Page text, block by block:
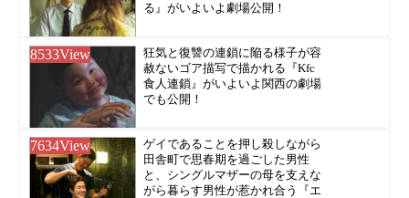
る』がいよいよ劇場公開！
8533View
狂気と復讐の連鎖に陥る様子が容
赦ないゴア描写で描かれる『Kfc
食人連鎖』がいよいよ関西の劇場
でも公開！
7634View
ゲイであることを押し殺しながら
田舎町で思春期を過ごした男性
と、シングルマザーの母を支えな
がら暮らす男性が惹かれ合う『エ